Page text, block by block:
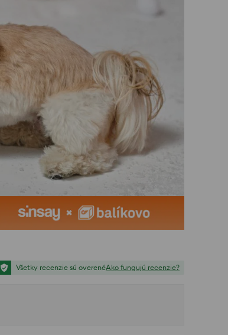
Všetky recenzie sú overenéAko fungujú recenzie?